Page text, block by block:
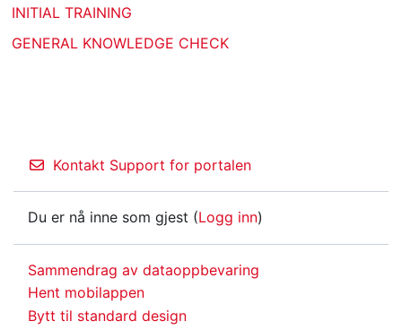
INITIAL TRAINING
GENERAL KNOWLEDGE CHECK
Kontakt Support for portalen
Du er nå inne som gjest (Logg inn)
Sammendrag av dataoppbevaring
Hent mobilappen
Bytt til standard design